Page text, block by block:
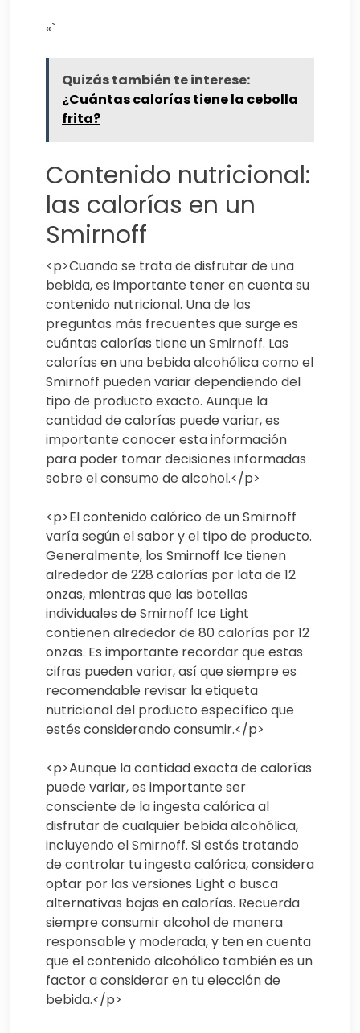
«`
Quizás también te interese:
¿Cuántas calorías tiene la cebolla
frita?
Contenido nutricional:
las calorías en un
Smirnoff
<p>Cuando se trata de disfrutar de una
bebida, es importante tener en cuenta su
contenido nutricional. Una de las
preguntas más frecuentes que surge es
cuántas calorías tiene un Smirnoff. Las
calorías en una bebida alcohólica como el
Smirnoff pueden variar dependiendo del
tipo de producto exacto. Aunque la
cantidad de calorías puede variar, es
importante conocer esta información
para poder tomar decisiones informadas
sobre el consumo de alcohol.</p>
<p>El contenido calórico de un Smirnoff
varía según el sabor y el tipo de producto.
Generalmente, los Smirnoff Ice tienen
alrededor de 228 calorías por lata de 12
onzas, mientras que las botellas
individuales de Smirnoff Ice Light
contienen alrededor de 80 calorías por 12
onzas. Es importante recordar que estas
cifras pueden variar, así que siempre es
recomendable revisar la etiqueta
nutricional del producto específico que
estés considerando consumir.</p>
<p>Aunque la cantidad exacta de calorías
puede variar, es importante ser
consciente de la ingesta calórica al
disfrutar de cualquier bebida alcohólica,
incluyendo el Smirnoff. Si estás tratando
de controlar tu ingesta calórica, considera
optar por las versiones Light o busca
alternativas bajas en calorías. Recuerda
siempre consumir alcohol de manera
responsable y moderada, y ten en cuenta
que el contenido alcohólico también es un
factor a considerar en tu elección de
bebida.</p>